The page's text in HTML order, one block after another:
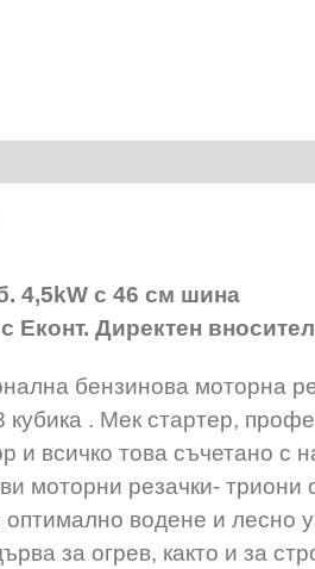
4,5kW с 46 см шина
Еконт. Директен
бензинова моторна
кубика . Мек стартер,
и всичко това съчетано с
моторни резачки- триони
водене и лесно
за огрев, както и за